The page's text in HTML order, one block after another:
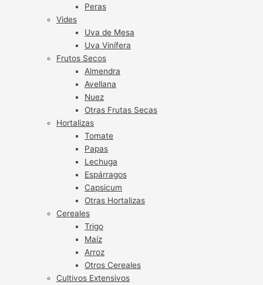
Peras
Vides
Uva de Mesa
Uva Vinífera
Frutos Secos
Almendra
Avellana
Nuez
Otras Frutas Secas
Hortalizas
Tomate
Papas
Lechuga
Espárragos
Capsicum
Otras Hortalizas
Cereales
Trigo
Maíz
Arroz
Otros Cereales
Cultivos Extensivos